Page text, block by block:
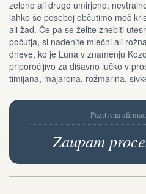
zeleno ali drugo umirjeno,
lahko še posebej občutimo moč
ali žad. Če pa se želite znebiti
počutja, si nadenite mlečni ali
dneve, ko je Luna v znamenju
priporočljivo za dišavno lučko v
timijana, majarona, rožmarina,
Pozitivna
Zaupam